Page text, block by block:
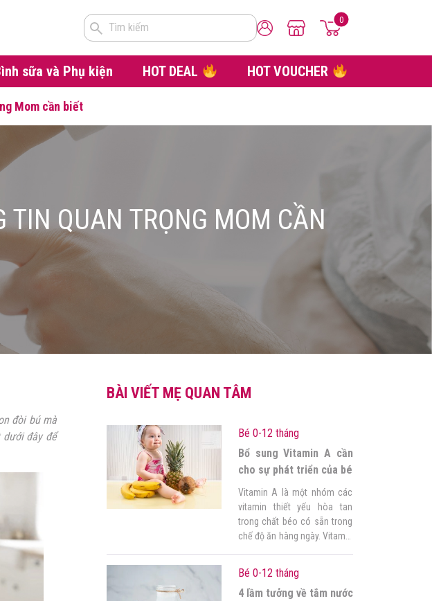
Tìm kiếm
0
sữa và Phụ kiện HOT DEAL HOT VOUCHER
Mom cần biết
TIN QUAN TRỌNG MOM CẦN
đòi bú mà
dưới đây để
BÀI VIẾT MẸ QUAN TÂM
Bé 0-12 tháng
Bổ sung Vitamin A cần
cho sự phát triển của bé
Vitamin A là một nhóm các
vitamin thiết yếu hòa tan
trong chất béo có sẵn trong
chế độ ăn hàng ngày. Vitamin
cha mẹ quan tâm và đảm
bảo cho con mình có đủ
Bé 0-12 tháng
4 lầm tưởng về tắm nước